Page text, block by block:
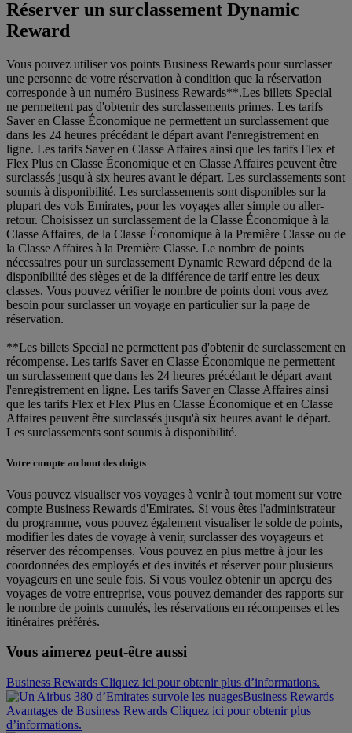
Réserver un surclassement Dynamic
Reward
Vous pouvez utiliser vos points Business Rewards pour surclasser
une personne de votre réservation à condition que la réservation
corresponde à un numéro Business Rewards**.Les billets Special
ne permettent pas d'obtenir des surclassements primes. Les tarifs
Saver en Classe Économique ne permettent un surclassement que
dans les 24 heures précédant le départ avant l'enregistrement en
ligne. Les tarifs Saver en Classe Affaires ainsi que les tarifs Flex et
Flex Plus en Classe Économique et en Classe Affaires peuvent être
surclassés jusqu'à six heures avant le départ. Les surclassements sont
soumis à disponibilité. Les surclassements sont disponibles sur la
plupart des vols Emirates, pour les voyages aller simple ou aller-
retour. Choisissez un surclassement de la Classe Économique à la
Classe Affaires, de la Classe Économique à la Première Classe ou de
la Classe Affaires à la Première Classe. Le nombre de points
nécessaires pour un surclassement Dynamic Reward dépend de la
disponibilité des sièges et de la différence de tarif entre les deux
classes. Vous pouvez vérifier le nombre de points dont vous avez
besoin pour surclasser un voyage en particulier sur la page de
réservation.
**Les billets Special ne permettent pas d'obtenir de surclassement en
récompense. Les tarifs Saver en Classe Économique ne permettent
un surclassement que dans les 24 heures précédant le départ avant
l'enregistrement en ligne. Les tarifs Saver en Classe Affaires ainsi
que les tarifs Flex et Flex Plus en Classe Économique et en Classe
Affaires peuvent être surclassés jusqu'à six heures avant le départ.
Les surclassements sont soumis à disponibilité.
Votre compte au bout des doigts
Vous pouvez visualiser vos voyages à venir à tout moment sur votre
compte Business Rewards d'Emirates. Si vous êtes l'administrateur
du programme, vous pouvez également visualiser le solde de points,
modifier les dates de voyage à venir, surclasser des voyageurs et
réserver des récompenses. Vous pouvez en plus mettre à jour les
coordonnées des employés et des invités et réserver pour plusieurs
voyageurs en une seule fois. Si vous voulez obtenir un aperçu des
voyages de votre entreprise, vous pouvez demander des rapports sur
le nombre de points cumulés, les réservations en récompenses et les
itinéraires préférés.
Vous aimerez peut-être aussi
Business Rewards Cliquez ici pour obtenir plus d’informations.
Business Rewards
Avantages de Business Rewards Cliquez ici pour obtenir plus
d’informations.